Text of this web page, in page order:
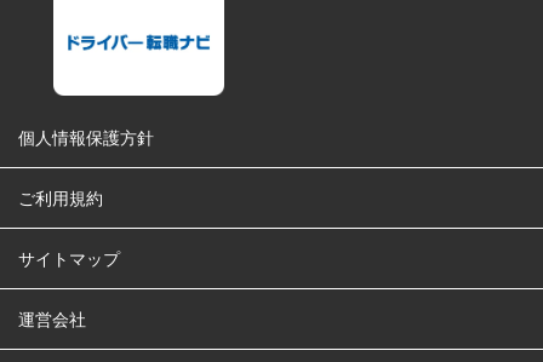
個人情報保護方針
ご利用規約
サイトマップ
運営会社